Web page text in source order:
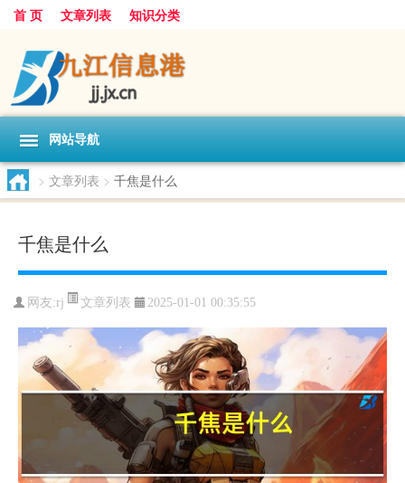
首 页 文章列表 知识分类
网站导航
> 文章列表 > 千焦是什么
千焦是什么
网友:rj 文章列表 2025-01-01 00:35:55